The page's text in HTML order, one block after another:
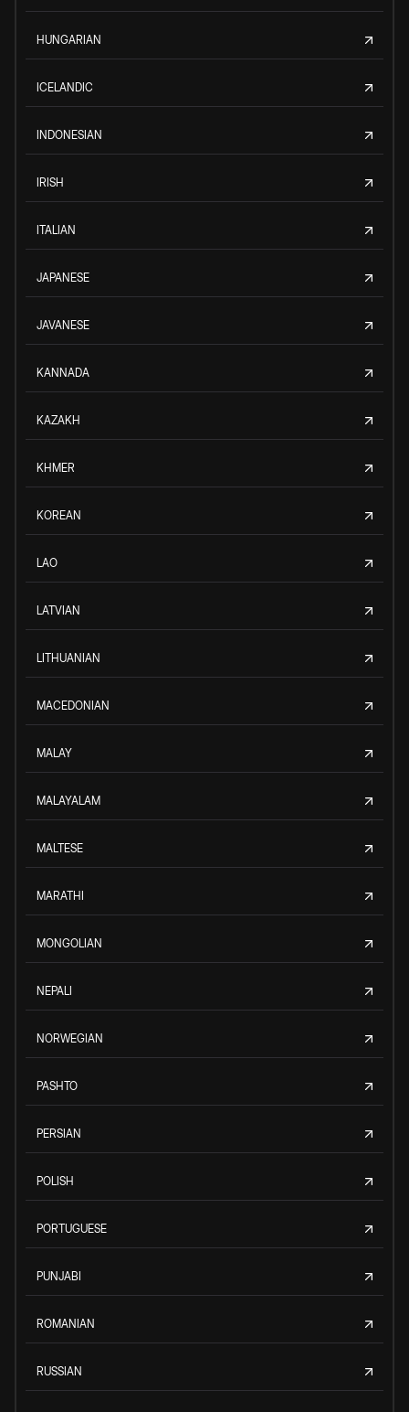
HUNGARIAN
ICELANDIC
INDONESIAN
IRISH
ITALIAN
JAPANESE
JAVANESE
KANNADA
KAZAKH
KHMER
KOREAN
LAO
LATVIAN
LITHUANIAN
MACEDONIAN
MALAY
MALAYALAM
MALTESE
MARATHI
MONGOLIAN
NEPALI
NORWEGIAN
PASHTO
PERSIAN
POLISH
PORTUGUESE
PUNJABI
ROMANIAN
RUSSIAN